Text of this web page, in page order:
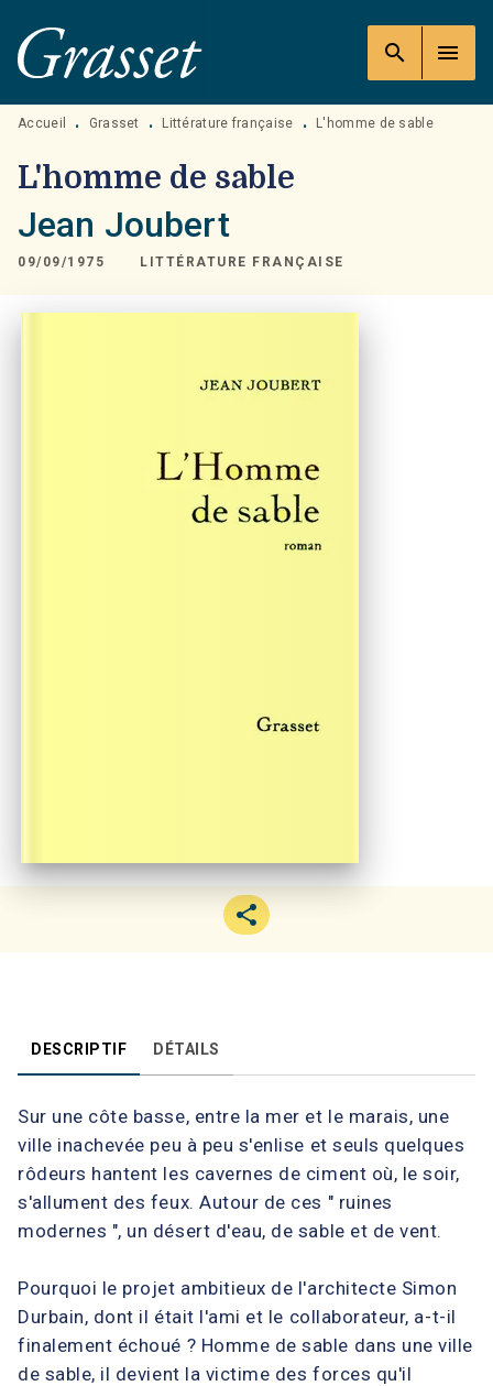
MENU RECHERCHE
PIED DE PAGE
search menu
Accueil • Grasset • Littérature française • L'homme de sable
L'homme de sable
Jean Joubert
09/09/1975 LITTÉRATURE FRANÇAISE
DESCRIPTIF DÉTAILS
Sur une côte basse, entre la mer et le marais, une
ville inachevée peu à peu s'enlise et seuls quelques
rôdeurs hantent les cavernes de ciment où, le soir,
s'allument des feux. Autour de ces " ruines
modernes ", un désert d'eau, de sable et de vent.
Pourquoi le projet ambitieux de l'architecte Simon
Durbain, dont il était l'ami et le collaborateur, a-t-il
finalement échoué ? Homme de sable dans une ville
de sable, il devient la victime des forces qu'il